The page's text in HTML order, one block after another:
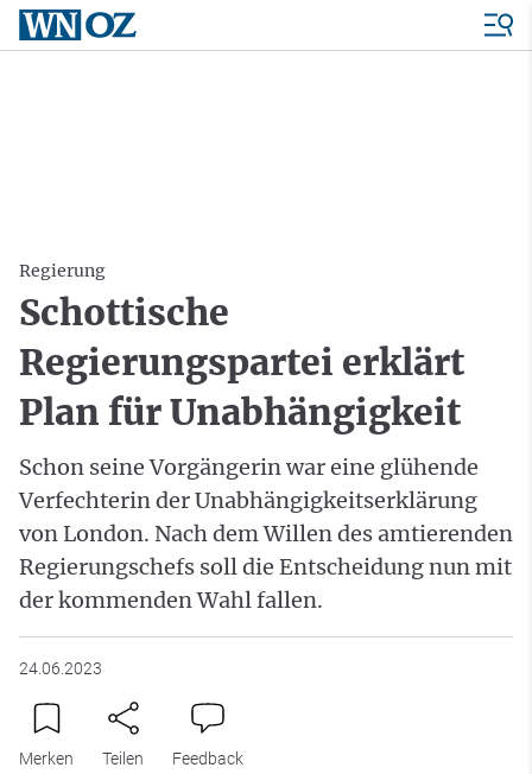
Regierung
Schottische
Regierungspartei erklärt
Plan für Unabhängigkeit
Schon seine Vorgängerin war eine glühende
Verfechterin der Unabhängigkeitserklärung
von London. Nach dem Willen des amtierenden
Regierungschefs soll die Entscheidung nun mit
der kommenden Wahl fallen.
24.06.2023
Merken Teilen Feedback